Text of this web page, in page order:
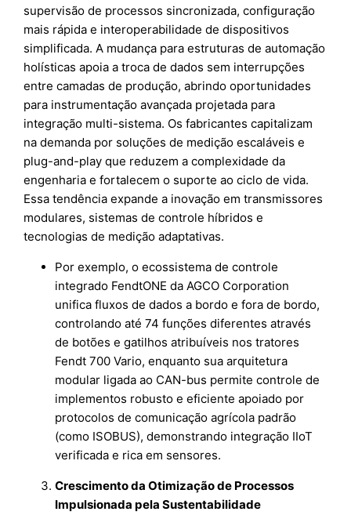
supervisão de processos sincronizada, configuração
mais rápida e interoperabilidade de dispositivos
simplificada. A mudança para estruturas de automação
holísticas apoia a troca de dados sem interrupções
entre camadas de produção, abrindo oportunidades
para instrumentação avançada projetada para
integração multi-sistema. Os fabricantes capitalizam
na demanda por soluções de medição escaláveis e
plug-and-play que reduzem a complexidade da
engenharia e fortalecem o suporte ao ciclo de vida.
Essa tendência expande a inovação em transmissores
modulares, sistemas de controle híbridos e
tecnologias de medição adaptativas.
Por exemplo, o ecossistema de controle
integrado FendtONE da AGCO Corporation
unifica fluxos de dados a bordo e fora de bordo,
controlando até 74 funções diferentes através
de botões e gatilhos atribuíveis nos tratores
Fendt 700 Vario, enquanto sua arquitetura
modular ligada ao CAN-bus permite controle de
implementos robusto e eficiente apoiado por
protocolos de comunicação agrícola padrão
(como ISOBUS), demonstrando integração IIoT
verificada e rica em sensores.
Crescimento da Otimização de Processos
Impulsionada pela Sustentabilidade